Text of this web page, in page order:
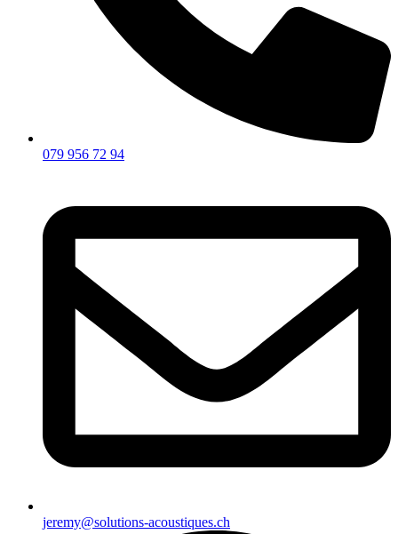
079 956 72 94
jeremy@solutions-acoustiques.ch